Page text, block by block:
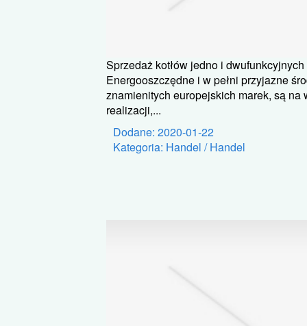
Sprzedaż kotłów jedno i
Energooszczędne i w pełni przyjazne
znamienitych europejskich marek, są
realizacji,...
Dodane: 2020-01-22
Kategoria: Handel / Handel